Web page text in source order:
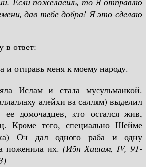
дав тебе добра! Я это сделаю
в ответ:
и отправь меня к моему народу.
Ислам и стала мусульманкой.
алейхи ва саллям) выделил
домочадцев, кто остался жив,
Кроме того, специально Шейме
Он дал одного раба и одну
их. (Ибн Хишам, IV, 91-